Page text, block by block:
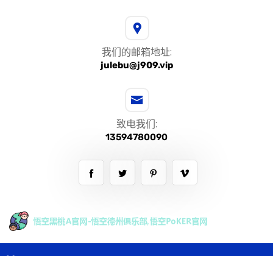
我们的邮箱地址:
julebu@j909.vip
致电我们:
13594780090